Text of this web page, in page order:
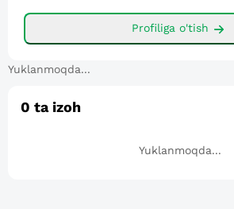
Profiliga o'tish
Yuklanmoqda...
0 ta izoh
Yuklanmoqda...